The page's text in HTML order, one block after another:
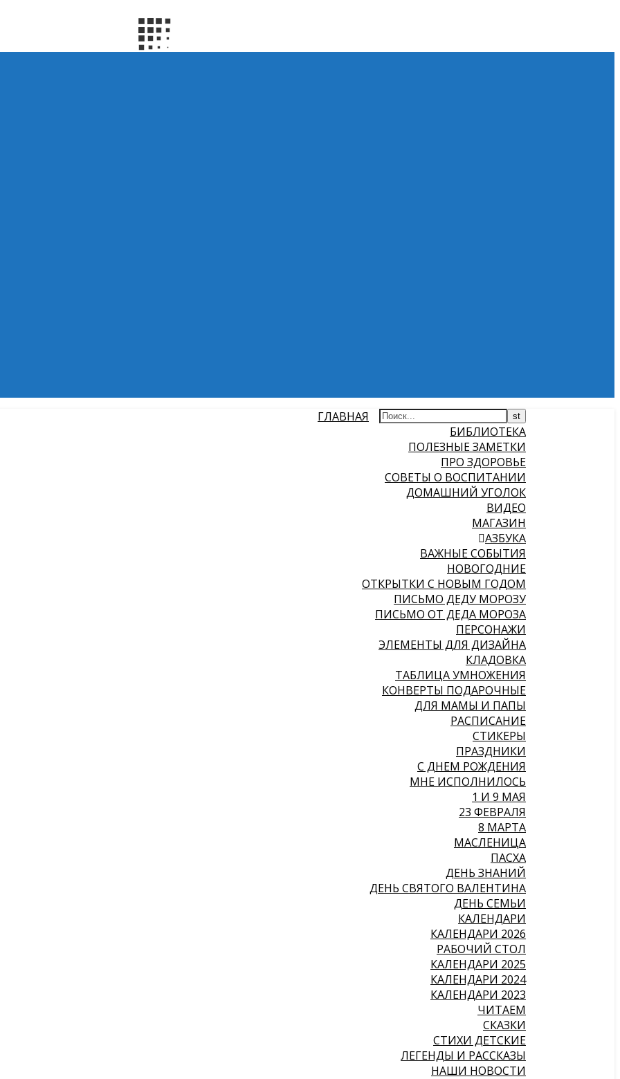
ГЛАВНАЯ
БИБЛИОТЕКА
ПОЛЕЗНЫЕ ЗАМЕТКИ
ПРО ЗДОРОВЬЕ
СОВЕТЫ О ВОСПИТАНИИ
ДОМАШНИЙ УГОЛОК
ВИДЕО
МАГАЗИН
АЗБУКА
ВАЖНЫЕ СОБЫТИЯ
НОВОГОДНИЕ
ОТКРЫТКИ С НОВЫМ ГОДОМ
ПИСЬМО ДЕДУ МОРОЗУ
ПИСЬМО ОТ ДЕДА МОРОЗА
ПЕРСОНАЖИ
ЭЛЕМЕНТЫ ДЛЯ ДИЗАЙНА
КЛАДОВКА
ТАБЛИЦА УМНОЖЕНИЯ
КОНВЕРТЫ ПОДАРОЧНЫЕ
ДЛЯ МАМЫ И ПАПЫ
РАСПИСАНИЕ
СТИКЕРЫ
ПРАЗДНИКИ
С ДНЕМ РОЖДЕНИЯ
МНЕ ИСПОЛНИЛОСЬ
1 И 9 МАЯ
23 ФЕВРАЛЯ
8 МАРТА
МАСЛЕНИЦА
ПАСХА
ДЕНЬ ЗНАНИЙ
ДЕНЬ СВЯТОГО ВАЛЕНТИНА
ДЕНЬ СЕМЬИ
КАЛЕНДАРИ
КАЛЕНДАРИ 2026
РАБОЧИЙ СТОЛ
КАЛЕНДАРИ 2025
КАЛЕНДАРИ 2024
КАЛЕНДАРИ 2023
ЧИТАЕМ
СКАЗКИ
СТИХИ ДЕТСКИЕ
ЛЕГЕНДЫ И РАССКАЗЫ
НАШИ НОВОСТИ